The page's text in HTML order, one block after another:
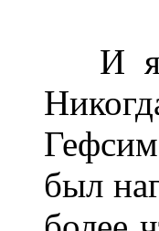
И я
был